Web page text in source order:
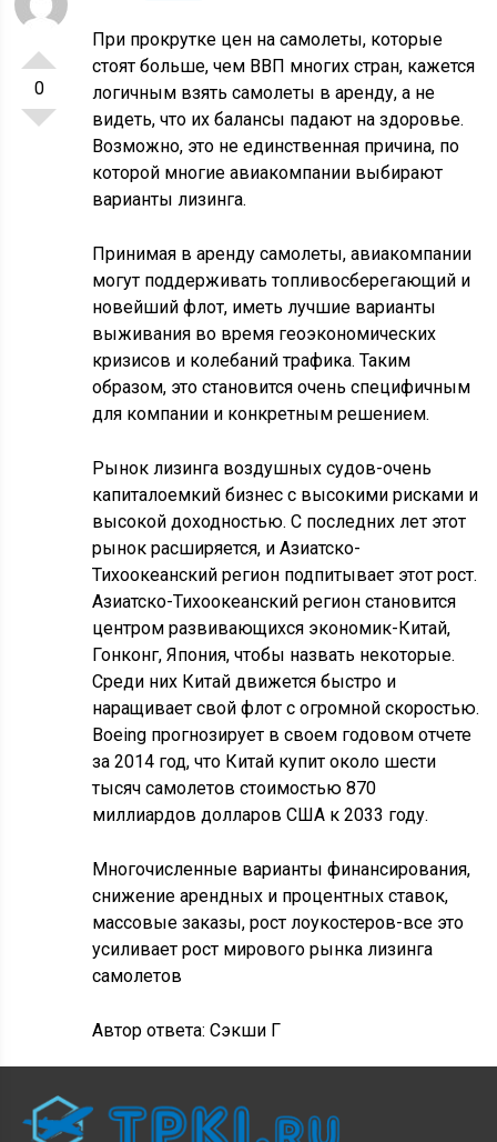
0
При прокрутке цен на самолеты, которые
стоят больше, чем ВВП многих стран, кажется
логичным взять самолеты в аренду, а не
видеть, что их балансы падают на здоровье.
Возможно, это не единственная причина, по
которой многие авиакомпании выбирают
варианты лизинга.
Принимая в аренду самолеты, авиакомпании
могут поддерживать топливосберегающий и
новейший флот, иметь лучшие варианты
выживания во время геоэкономических
кризисов и колебаний трафика. Таким
образом, это становится очень специфичным
для компании и конкретным решением.
Рынок лизинга воздушных судов-очень
капиталоемкий бизнес с высокими рисками и
высокой доходностью. С последних лет этот
рынок расширяется, и Азиатско-
Тихоокеанский регион подпитывает этот рост.
Азиатско-Тихоокеанский регион становится
центром развивающихся экономик-Китай,
Гонконг, Япония, чтобы назвать некоторые.
Среди них Китай движется быстро и
наращивает свой флот с огромной скоростью.
Boeing прогнозирует в своем годовом отчете
за 2014 год, что Китай купит около шести
тысяч самолетов стоимостью 870
миллиардов долларов США к 2033 году.
Многочисленные варианты финансирования,
снижение арендных и процентных ставок,
массовые заказы, рост лоукостеров-все это
усиливает рост мирового рынка лизинга
самолетов
Автор ответа:Сэкши Г